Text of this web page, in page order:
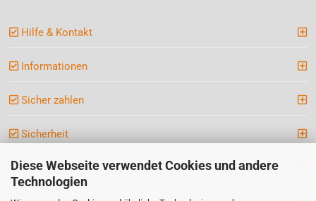
Diese Webseite verwendet Cookies und andere
Technologien
Hilfe & Kontakt
Informationen
Sicher zahlen
Sicherheit
Kategorien